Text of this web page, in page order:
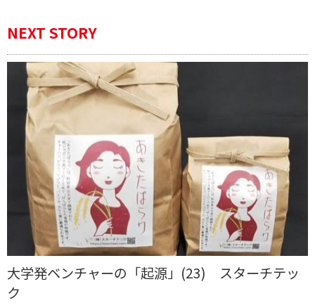
NEXT STORY
大学発ベンチャーの「起源」(23) スターチテッ
ク